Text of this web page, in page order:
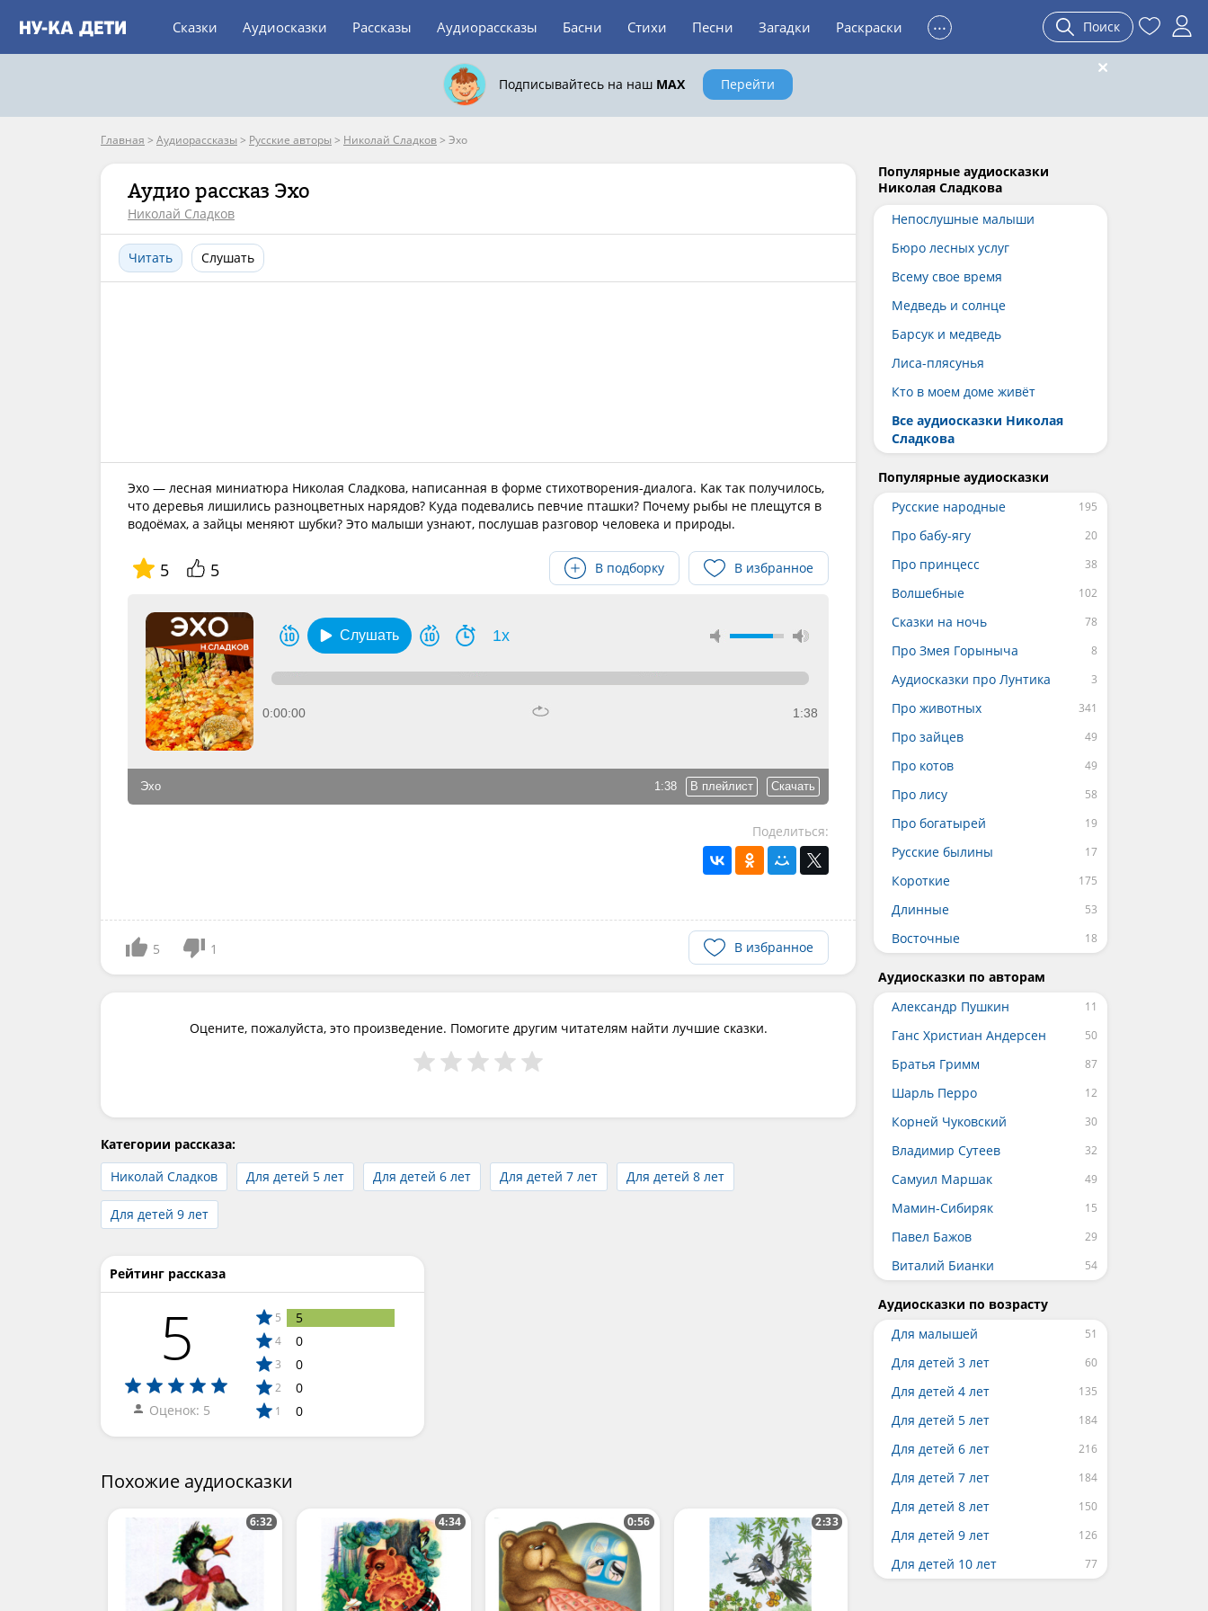
Сказки Аудиосказки Рассказы Аудиорассказы Басни Стихи Песни Загадки Раскраски ... Поиск
Подписывайтесь на наш MAX Перейти
Главная > Аудиорассказы > Русские авторы > Николай Сладков> Эхо
Аудио рассказ Эхо
Николай Сладков
Читать Слушать
Эхо — лесная миниатюра Николая Сладкова, написанная в форме стихотворения-диалога. Как так получилось,
что деревья лишились разноцветных нарядов? Куда подевались певчие пташки? Почему рыбы не плещутся в
водоёмах, а зайцы меняют шубки? Это малыши узнают, послушав разговор человека и природы.
5 5 В подборку В избранное
Слушать 1x
0:00:00 1:38
1:38 В плейлист Скачать
Эхо
Поделиться:
5 1 В избранное
Оцените, пожалуйста, это произведение. Помогите другим читателям найти лучшие сказки.
Категории рассказа:
Николай Сладков
Для детей 5 лет Для детей 6 лет Для детей 7 лет Для детей 8 лет
Для детей 9 лет
Рейтинг рассказа
5
Оценок: 5
5 5
4 0
3 0
2 0
1 0
Похожие аудиосказки
6:32 4:34 0:56 2:33
Популярные аудиосказки
Николая Сладкова
Непослушные малыши
Бюро лесных услуг
Всему свое время
Медведь и солнце
Барсук и медведь
Лиса-плясунья
Кто в моем доме живёт
Все аудиосказки Николая
Сладкова
Популярные аудиосказки
Русские народные
Про бабу-ягу
Про принцесс
Волшебные
Сказки на ночь
Про Змея Горыныча
Аудиосказки про Лунтика
Про животных
Про зайцев
Про котов
Про лису
Про богатырей
Русские былины
Короткие
Длинные
Восточные
Аудиосказки по авторам
Александр Пушкин
Ганс Христиан Андерсен
Братья Гримм
Шарль Перро
Корней Чуковский
Владимир Сутеев
Самуил Маршак
Мамин-Сибиряк
Павел Бажов
Виталий Бианки
Аудиосказки по возрасту
Для малышей
Для детей 3 лет
Для детей 4 лет
Для детей 5 лет
Для детей 6 лет
Для детей 7 лет
Для детей 8 лет
Для детей 9 лет
Для детей 10 лет